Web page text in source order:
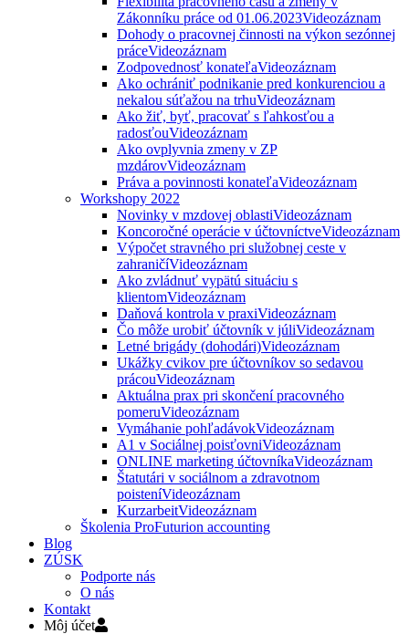
Zákonníku práce od 01.06.2023Videozáznam
Dohody o pracovnej činnosti na výkon sezónnej
práceVideozáznam
Zodpovednosť konateľaVideozáznam
Ako ochrániť podnikanie pred konkurenciou a
nekalou súťažou na trhuVideozáznam
Ako žiť, byť, pracovať s ľahkosťou a
radosťouVideozáznam
Ako ovplyvnia zmeny v ZP
mzdárovVideozáznam
Práva a povinnosti konateľaVideozáznam
Workshopy 2022
Novinky v mzdovej oblastiVideozáznam
Koncoročné operácie v účtovníctveVideozáznam
Výpočet stravného pri služobnej ceste v
zahraničíVideozáznam
Ako zvládnuť vypätú situáciu s
klientomVideozáznam
Daňová kontrola v praxiVideozáznam
Čo môže urobiť účtovník v júliVideozáznam
Letné brigády (dohodári)Videozáznam
Ukážky cvikov pre účtovníkov so sedavou
prácouVideozáznam
Aktuálna prax pri skončení pracovného
pomeruVideozáznam
Vymáhanie pohľadávokVideozáznam
A1 v Sociálnej poisťovniVideozáznam
ONLINE marketing účtovníkaVideozáznam
Štatutári v sociálnom a zdravotnom
poisteníVideozáznam
KurzarbeitVideozáznam
Školenia ProFuturion accounting
Blog
ZÚSK
Podporte nás
O nás
Kontakt
Môj účet